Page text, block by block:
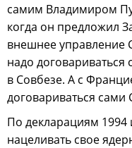
самим Владимиром
когда он предложил
внешнее управление
надо
в Совбезе. А с
договариваться
По декларациям
нацеливать свое